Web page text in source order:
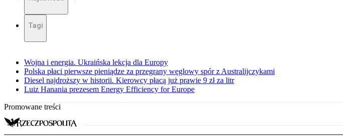
Tagi
Wojna i energia. Ukraińska lekcja dla Europy
Polska płaci pierwsze pieniądze za przegrany węglowy spór z Australijczykami
Diesel najdroższy w historii. Kierowcy płacą już prawie 9 zł za litr
Luiz Hanania prezesem Energy Efficiency for Europe
Promowane treści